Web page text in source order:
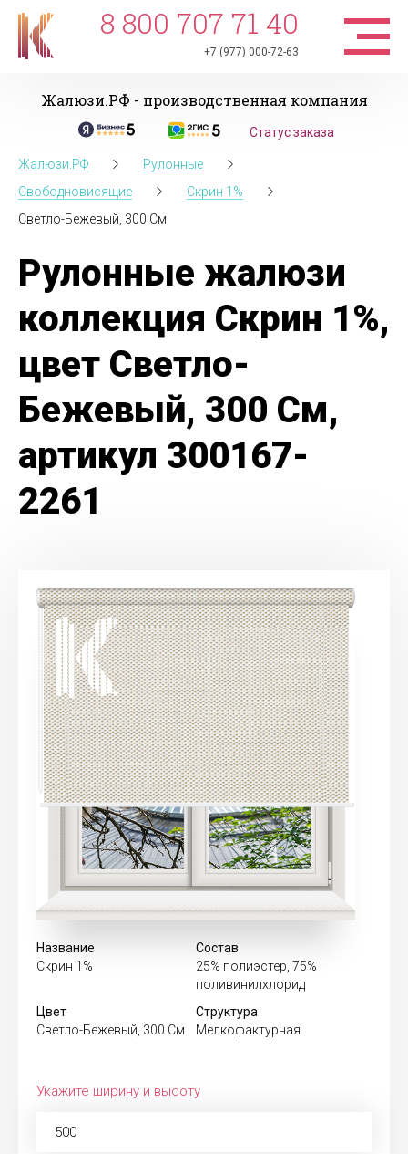
8 800 707 71 40
+7 (977) 000-72-63
Жалюзи.РФ - производственная компания
Статус заказа
Жалюзи.РФ
Рулонные
Свободновисящие
Скрин 1%
Светло-Бежевый, 300 См
Рулонные жалюзи
коллекция Скрин 1%,
цвет Светло-
Бежевый, 300 См,
артикул 300167-
2261
Название
Скрин 1%
Состав
25% полиэстер, 75%
поливинилхлорид
Цвет
Светло-Бежевый, 300 См
Структура
Мелкофактурная
Укажите ширину и высоту